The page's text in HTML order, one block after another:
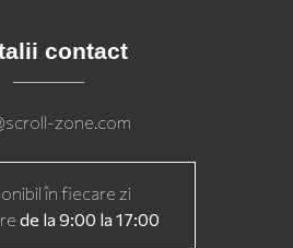
contact
zone.com
în fiecare zi
de la 9:00 la 17:00